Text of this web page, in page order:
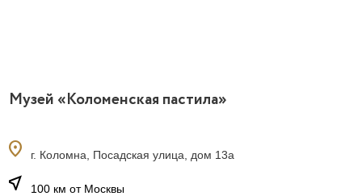
Музей «Коломенская пастила»
location_on г. Коломна, Посадская улица, дом 13а
near_me 100 км от Москвы